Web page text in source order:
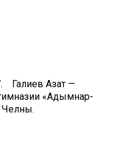
Галиев Азат —
«Адымнар-